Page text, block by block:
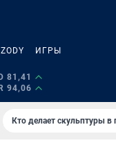
ZODY ИГРЫ
81,41
94,06
Кто делает скульптуры в